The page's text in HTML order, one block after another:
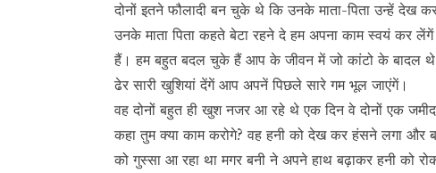
दोनों इतने फौलादी बन चुके थे कि उनके माता-पिता उन्हें देख
उनके माता पिता कहते बेटा रहने दे हम अपना काम स्वयं कर
हैं। हम बहुत बदल चुके हैं आप के जीवन में जो कांटो के बादल
ढेर सारी खुशियां देंगें आप अपनें पिछले सारे गम भूल जाएंगें।
वह दोनों बहुत ही खुश नजर आ रहे थे एक दिन वे दोनों एक
कहा तुम क्या काम करोगे? वह हनी को देख कर हंसने लगा और
को गुस्सा आ रहा था मगर बनी ने अपने हाथ बढ़ाकर हनी को